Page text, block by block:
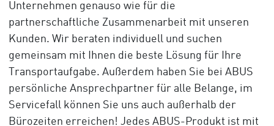
Unternehmen genauso wie für die
partnerschaftliche Zusammenarbeit mit unseren
Kunden. Wir beraten individuell und suchen
gemeinsam mit Ihnen die beste Lösung für Ihre
Transportaufgabe. Außerdem haben Sie bei ABUS
persönliche Ansprechpartner für alle Belange, im
Servicefall können Sie uns auch außerhalb der
Bürozeiten erreichen! Jedes ABUS-Produkt ist mit